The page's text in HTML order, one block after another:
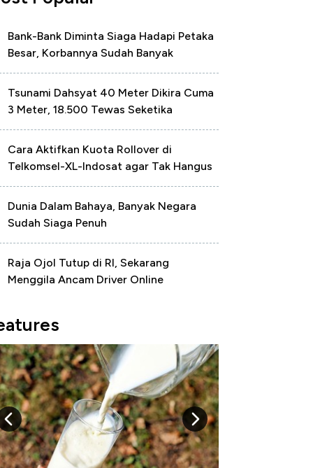
Bank-Bank Diminta Siaga Hadapi Petaka
Besar, Korbannya Sudah Banyak
Tsunami Dahsyat 40 Meter Dikira Cuma
3 Meter, 18.500 Tewas Seketika
Cara Aktifkan Kuota Rollover di
Telkomsel-XL-Indosat agar Tak Hangus
Dunia Dalam Bahaya, Banyak Negara
Sudah Siaga Penuh
Raja Ojol Tutup di RI, Sekarang
Menggila Ancam Driver Online